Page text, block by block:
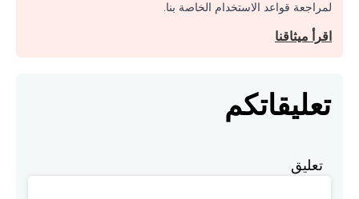
لمراجعة قواعد الاستخدام الخاصة بنا.
اقرأ ميثاقنا
تعليقاتكم
تعليق